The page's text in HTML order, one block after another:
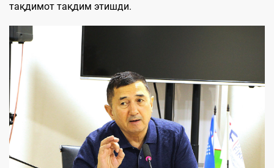
тақдимот тақдим этишди.